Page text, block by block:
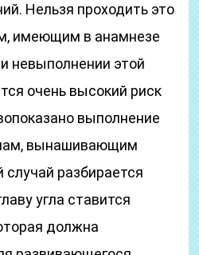
Нельзя проходить это
имеющим в анамнезе
невыполнении этой
очень высокий риск
выполнение
вынашивающим
разбирается
угла ставится
должна